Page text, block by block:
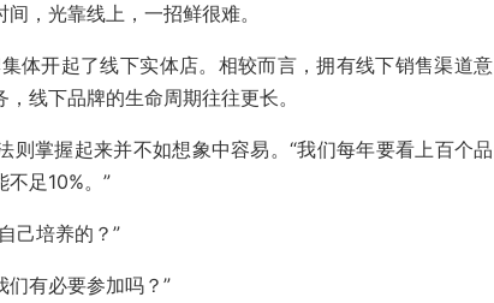
，光靠线上，一招鲜很难。
体开起了线下实体店。相较而言，拥有线下销售渠道意
线下品牌的生命周期往往更长。
则掌握起来并不如想象中容易。“我们每年要看上百个品
足10%。”
己培养的？”
有必要参加吗？”